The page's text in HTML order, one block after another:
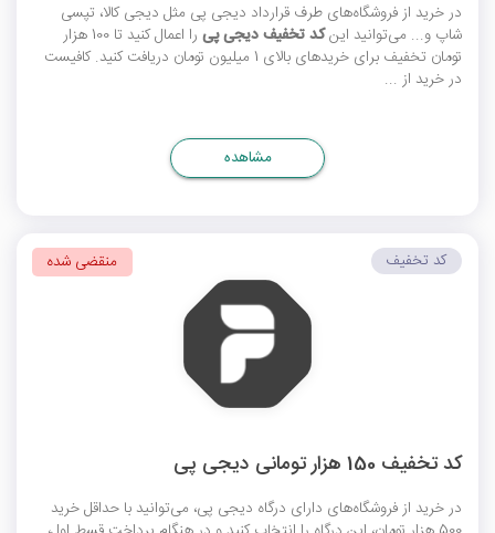
در خرید از فروشگاه‌های طرف قرارداد دیجی پی مثل دیجی کالا، تپسی
شاپ و... می‌توانید اینکد تخفیف دیجی پی
را اعمال کنید تا 100 هزار
تومان تخفیف برای خریدهای بالای 1 میلیون تومان دریافت کنید. کافیست
در خرید از ...
مشاهده
کد تخفیف 150 هزار تومانی دیجی پی
در خرید از فروشگاه‌های دارای درگاه دیجی پی، می‌توانید با حداقل خرید
کد تخفیف منقضی شده